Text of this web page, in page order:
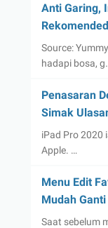
Anti Garing,
Rekomended
Source:
hadapi bosa,
Penasaran
Simak
iPad Pro 2020
Apple. …
Menu Edit
Mudah
Saat sebelum